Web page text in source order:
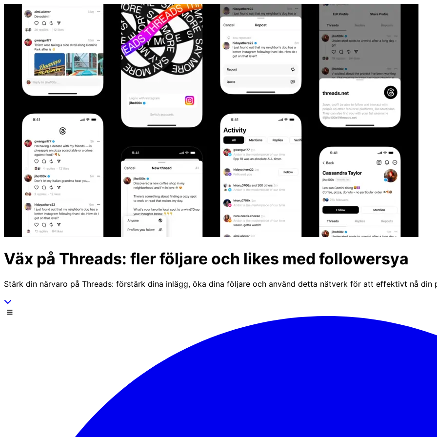
Hoppa till innehåll
Väx på Threads: fler följare och likes med followersya
Stärk din närvaro på Threads: förstärk dina inlägg, öka dina följare och använd detta nätverk för att effektivt nå din
Scrolla ner